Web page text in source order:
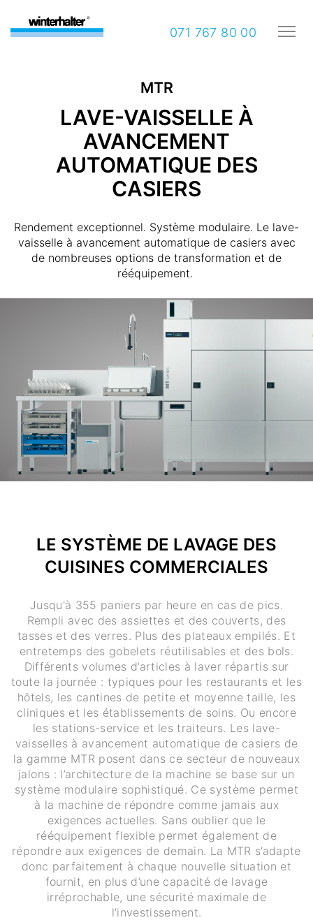
071 767 80 00
MTR
LAVE-VAISSELLE À
AVANCEMENT
AUTOMATIQUE DES
CASIERS
Rendement exceptionnel. Système modulaire. Le lave-
vaisselle à avancement automatique de casiers avec
de nombreuses options de transformation et de
rééquipement.
LE SYSTÈME DE LAVAGE DES
CUISINES COMMERCIALES
Jusqu'à 355 paniers par heure en cas de pics.
Rempli avec des assiettes et des couverts, des
tasses et des verres. Plus des plateaux empilés. Et
entretemps des gobelets réutilisables et des bols.
Différents volumes d’articles à laver répartis sur
toute la journée : typiques pour les restaurants et les
hôtels, les cantines de petite et moyenne taille, les
cliniques et les établissements de soins. Ou encore
les stations-service et les traiteurs. Les lave-
vaisselles à avancement automatique de casiers de
la gamme MTR posent dans ce secteur de nouveaux
jalons : l’architecture de la machine se base sur un
système modulaire sophistiqué. Ce système permet
à la machine de répondre comme jamais aux
exigences actuelles. Sans oublier que le
rééquipement flexible permet également de
répondre aux exigences de demain. La MTR s’adapte
donc parfaitement à chaque nouvelle situation et
fournit, en plus d’une capacité de lavage
irréprochable, une sécurité maximale de
l’investissement.